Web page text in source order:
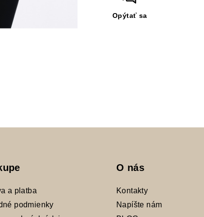
Opýtať sa
a platba
podmienky
O nás
Kontakty
Napíšte nám